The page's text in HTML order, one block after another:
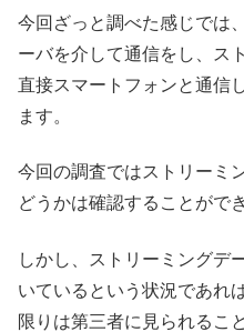
今回ざっと調べた感じでは
ーバを介して通信をし、ス
直接スマートフォンと通信
ます。
今回の調査ではストリーミ
どうかは確認することがで
しかし、ストリーミングデ
いているという状況であれ
限りは第三者に見られるこ